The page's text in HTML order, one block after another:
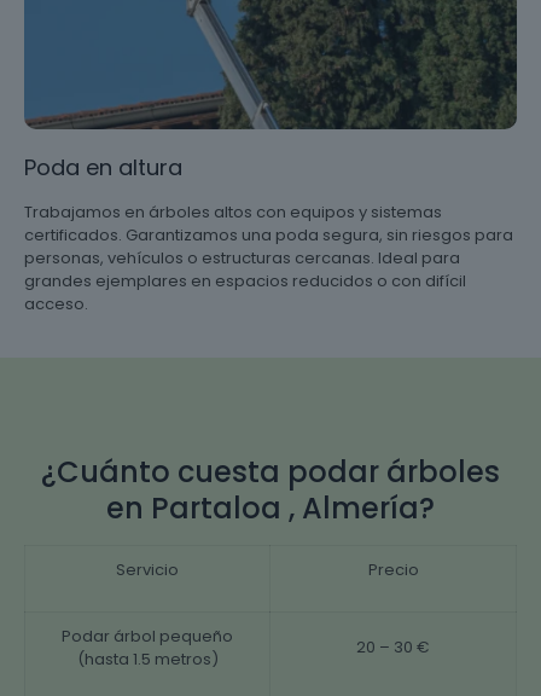
Poda en altura
Trabajamos en árboles altos con equipos y sistemas
certificados. Garantizamos una poda segura, sin riesgos para
personas, vehículos o estructuras cercanas. Ideal para
grandes ejemplares en espacios reducidos o con difícil
acceso.
¿Cuánto cuesta podar árboles
en Partaloa , Almería?
Servicio Precio
Podar árbol pequeño
(hasta 1.5 metros)
20 – 30 €